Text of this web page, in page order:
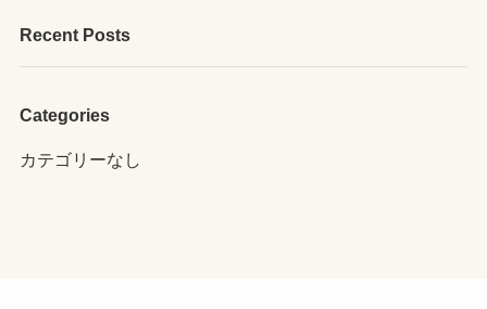
Recent Posts
Categories
カテゴリーなし